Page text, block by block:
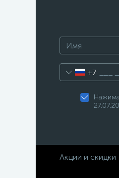
+7
Акции и скидки